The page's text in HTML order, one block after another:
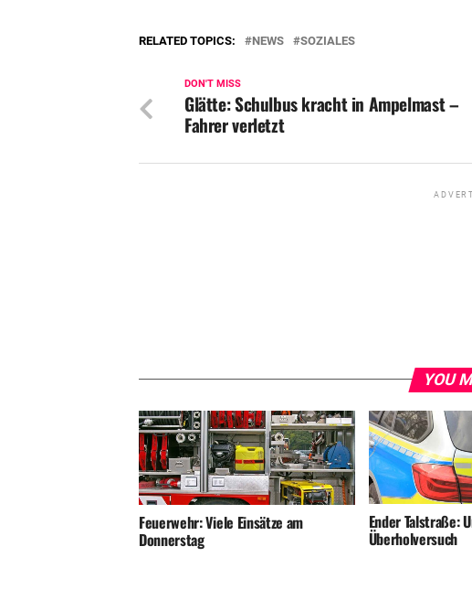
RELATED TOPICS: NEWS SOZIALES
DON'T MISS
Glätte: Schulbus kracht in Ampelmast –
Fahrer verletzt
YOU
Feuerwehr: Viele Einsätze am
Donnerstag
Ender Talstraße:
Überholversuch